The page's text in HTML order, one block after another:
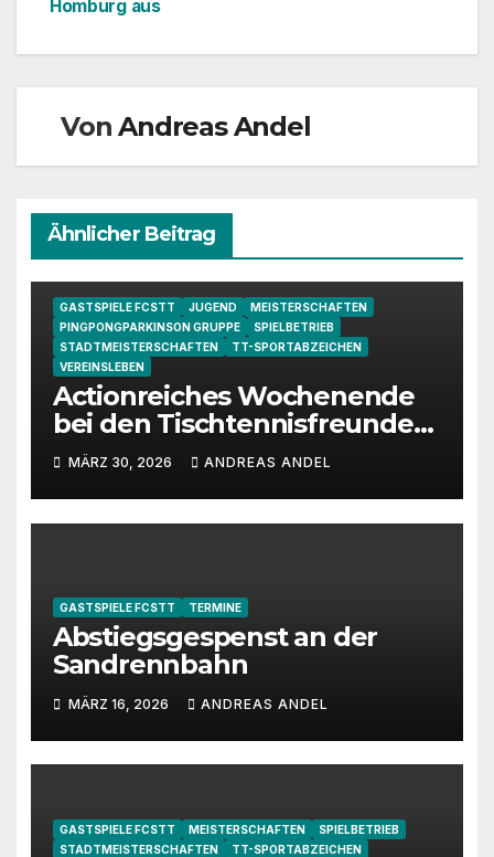
Homburg aus
VonAndreas Andel
Ähnlicher Beitrag
GASTSPIELE FCSTT JUGEND
MEISTERSCHAFTEN
PINGPONGPARKINSON GRUPPE
SPIELBETRIEB
STADTMEISTERSCHAFTEN
TT-SPORTABZEICHEN
VEREINSLEBEN
Actionreiches Wochenende
bei den Tischtennisfreunden
Homburg-Erbach
MÄRZ 30, 2026 ANDREAS ANDEL
GASTSPIELE FCSTT TERMINE
Abstiegsgespenst an der
Sandrennbahn
MÄRZ 16, 2026 ANDREAS ANDEL
GASTSPIELE FCSTT MEISTERSCHAFTEN
SPIELBETRIEB
STADTMEISTERSCHAFTEN
TT-SPORTABZEICHEN